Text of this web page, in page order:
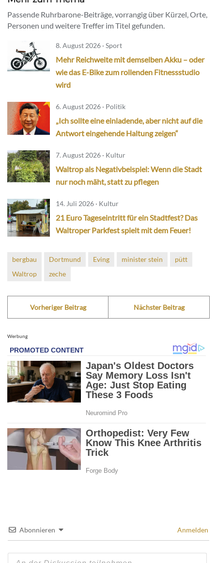
Passende Ruhrbarone-Beiträge, vorrangig über Kürzel, Orte,
Personen und weitere Treffer im Titel gefunden.
8. August 2026 · Sport
Mehr Reichweite mit demselben Akku – oder
wie das E-Bike zum rollenden Fitnessstudio
wird
6. August 2026 · Politik
„Ich sollte eine einladende, aber nicht auf die
Antwort eingehende Haltung zeigen“
7. August 2026 · Kultur
Waltrop als Negativbeispiel: Wenn die Stadt
nur noch mäht, statt zu pflegen
14. Juli 2026 · Kultur
21 Euro Tageseintritt für ein Stadtfest? Das
Waltroper Parkfest spielt mit dem Feuer!
bergbau Dortmund Eving minister stein
pütt
Waltrop
zeche
Vorheriger Beitrag Nächster Beitrag
Werbung
Abonnieren Anmelden